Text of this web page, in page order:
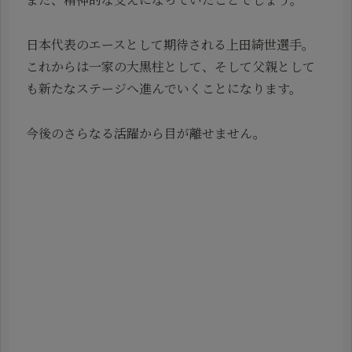
日本代表のエースとして期待される上田綺世選手。
これからは一家の大黒柱として、そして父親として
も新たなステージへ進んでいくことになります。
今後のさらなる活躍から目が離せません。